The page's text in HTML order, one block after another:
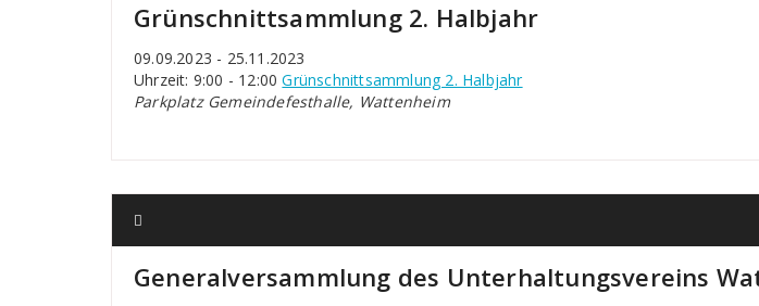
Grünschnittsammlung 2. Halbjahr
09.09.2023 - 25.11.2023
Uhrzeit: 9:00 - 12:00Grünschnittsammlung 2. Halbjahr
Parkplatz Gemeindefesthalle, Wattenheim
Generalversammlung des Unterhaltungsvereins